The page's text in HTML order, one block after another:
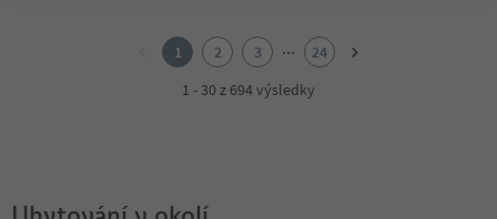
1 2 3 ...
24
1 - 30 z 694 výsledky